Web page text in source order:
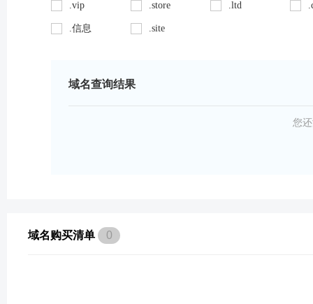
.vip .store .ltd
.信息 .site
域名查询结果
您
域名购买清单 0